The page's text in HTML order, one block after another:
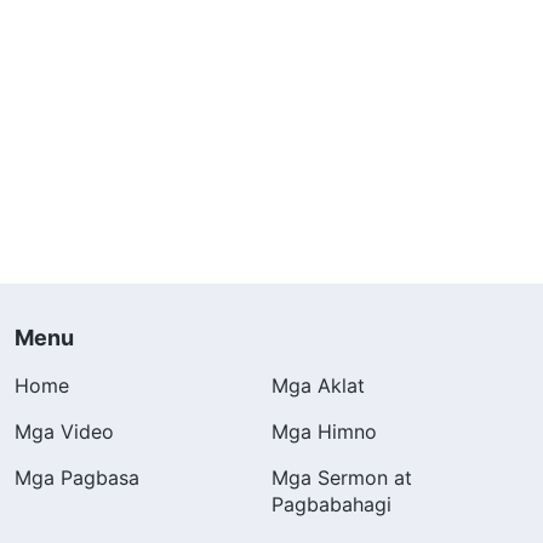
Menu
Home
Mga Aklat
Mga Video
Mga Himno
Mga Pagbasa
Mga Sermon at
Pagbabahagi